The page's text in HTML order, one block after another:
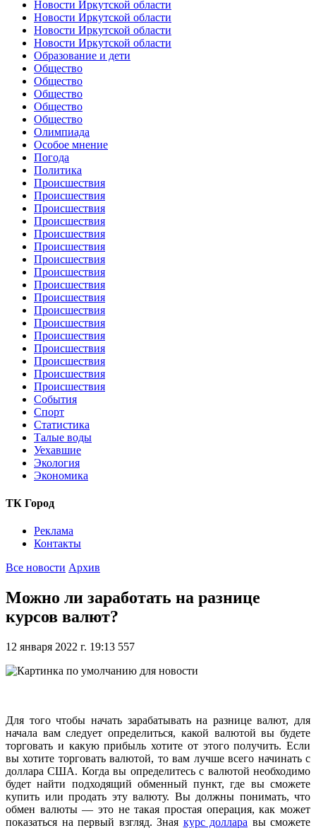
Новости Иркутской области
Новости Иркутской области
Новости Иркутской области
Новости Иркутской области
Образование и дети
Общество
Общество
Общество
Общество
Общество
Олимпиада
Особое мнение
Погода
Политика
Происшествия
Происшествия
Происшествия
Происшествия
Происшествия
Происшествия
Происшествия
Происшествия
Происшествия
Происшествия
Происшествия
Происшествия
Происшествия
Происшествия
Происшествия
Происшествия
Происшествия
События
Спорт
Статистика
Талые воды
Уехавшие
Экология
Экономика
ТК Город
Реклама
Контакты
Все новости Архив
Можно ли заработать на разнице
курсов валют?
12 января 2022 г. 19:13 557
Для того чтобы начать зарабатывать на разнице валют, для
начала вам следует определиться, какой валютой вы будете
торговать и какую прибыль хотите от этого получить. Если
вы хотите торговать валютой, то вам лучше всего начинать с
доллара США. Когда вы определитесь с валютой необходимо
будет найти подходящий обменный пункт, где вы сможете
купить или продать эту валюту. Вы должны понимать, что
обмен валюты — это не такая простая операция, как может
показаться на первый взгляд. Зная курс доллара вы сможете